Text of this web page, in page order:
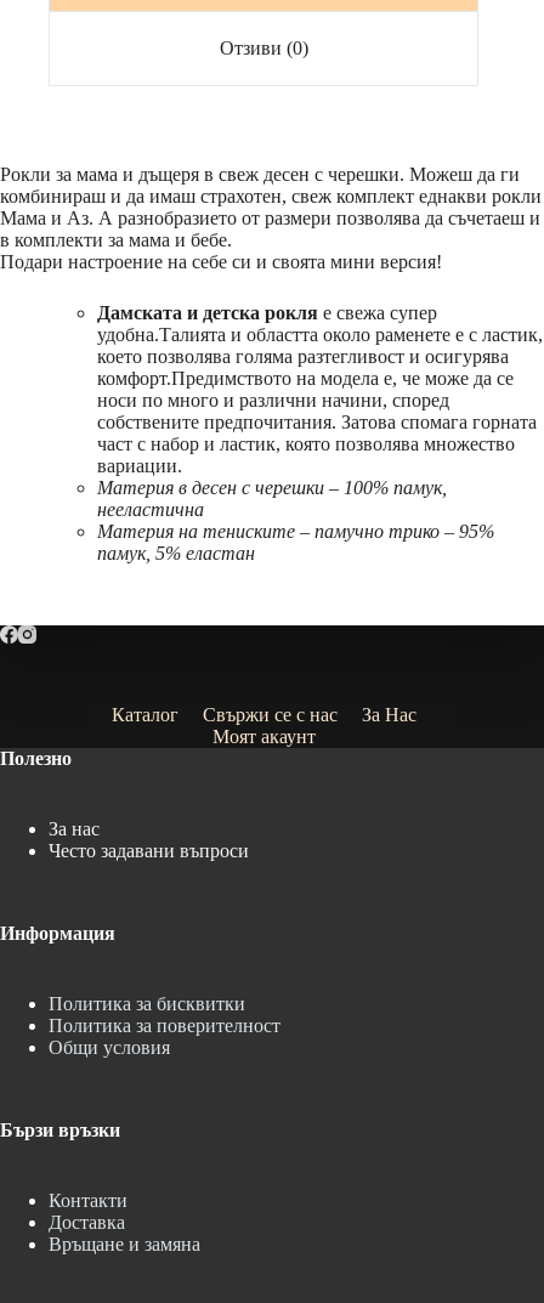
Отзиви (0)
Рокли за мама и дъщеря в свеж десен с черешки. Можеш да ги
комбинираш и да имаш страхотен, свеж комплект еднакви рокли
Мама и Аз. А разнобразието от размери позволява да съчетаеш и
в комплекти за мама и бебе.
Подари настроение на себе си и своята мини версия!
Дамската и детска рокля е свежа супер
удобна.Талията и областта около раменете е с ластик,
което позволява голяма разтегливост и осигурява
комфорт.Предимството на модела е, че може да се
носи по много и различни начини, според
собствените предпочитания. Затова спомага горната
част с набор и ластик, която позволява множество
вариации.
Материя в десен с черешки – 100% памук,
нееластична
Материя на тениските – памучно трико – 95%
памук, 5% еластан
Каталог Свържи се с нас
За Нас
Моят акаунт
Полезно
За нас
Често задавани въпроси
Информация
Политика за бисквитки
Политика за поверителност
Общи условия
Бързи връзки
Контакти
Доставка
Връщане и замяна